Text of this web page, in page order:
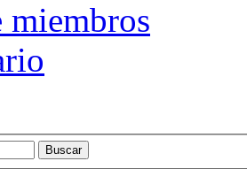
miembros